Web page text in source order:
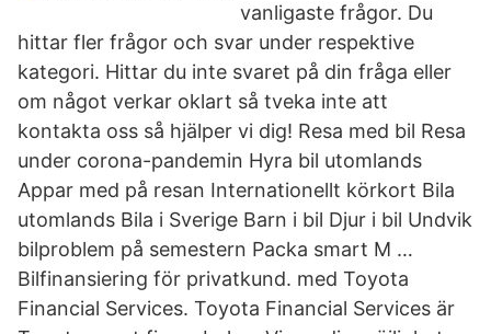
vanligaste frågor. Du
hittar fler frågor och svar under respektive
kategori. Hittar du inte svaret på din fråga eller
om något verkar oklart så tveka inte att
kontakta oss så hjälper vi dig! Resa med bil Resa
under corona-pandemin Hyra bil utomlands
Appar med på resan Internationellt körkort Bila
utomlands Bila i Sverige Barn i bil Djur i bil Undvik
bilproblem på semestern Packa smart M …
Bilfinansiering för privatkund. med Toyota
Financial Services. Toyota Financial Services är